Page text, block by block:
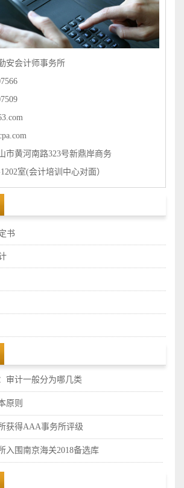
安会计师事务所
市黄河南路323号新鼎岸商务
室(会计培训中心对面）
书
审计一般分为哪几类
原则
获得AAA事务所评级
入围南京海关2018备选库